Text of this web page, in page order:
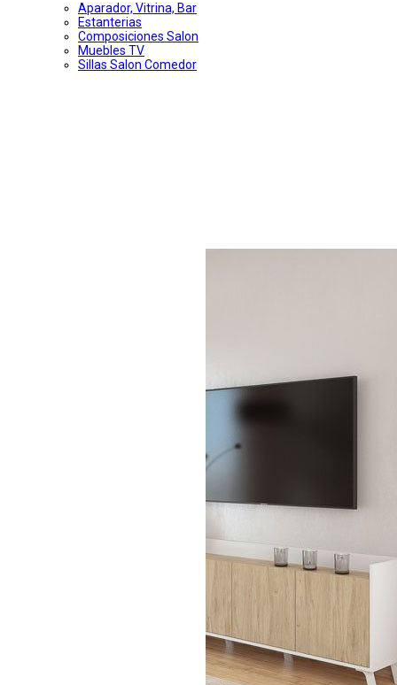
Aparador, Vitrina, Bar
Estanterias
Composiciones Salon
Muebles TV
Sillas Salon Comedor